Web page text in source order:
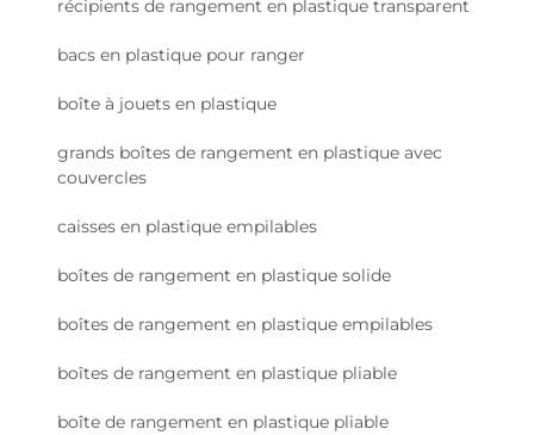
récipients de rangement en plastique transparent
bacs en plastique pour ranger
boîte à jouets en plastique
grands boîtes de rangement en plastique avec
couvercles
caisses en plastique empilables
boîtes de rangement en plastique solide
boîtes de rangement en plastique empilables
boîtes de rangement en plastique pliable
boîte de rangement en plastique pliable